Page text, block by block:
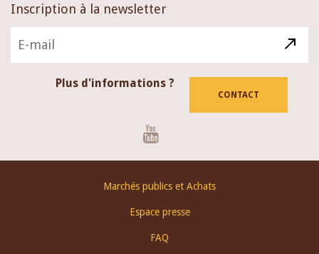
Inscription à la newsletter
Plus d'informations ?
CONTACT
Marchés publics et Achats
Espace presse
FAQ